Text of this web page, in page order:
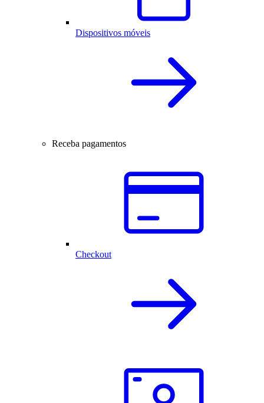
Dispositivos móveis
Receba pagamentos
Checkout